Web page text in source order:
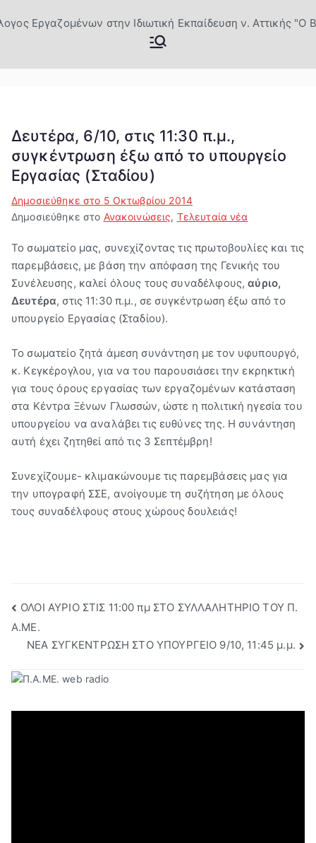
στο
ων στην
Ιδιωτική
Εκπαίδευσ
η ν.
Αττικής "Ο
Βύρων"
Δευτέρα, 6/10, στις 11:30 π.μ.,
συγκέντρωση έξω από το υπουργείο
Εργασίας (Σταδίου)
Δημοσιεύθηκε στο 5 Οκτωβρίου 2014
Δημοσιεύθηκε στο Ανακοινώσεις, Τελευταία νέα
Το σωματείο μας, συνεχίζοντας τις πρωτοβουλίες και τις
παρεμβάσεις, με βάση την απόφαση της Γενικής του
Συνέλευσης, καλεί όλους τους συναδέλφους,αύριο,
Δευτέρα, στις 11:30 π.μ., σε συγκέντρωση έξω από το
υπουργείο Εργασίας (Σταδίου).
Το σωματείο ζητά άμεση συνάντηση με τον υφυπουργό,
κ. Κεγκέρογλου, για να του παρουσιάσει την εκρηκτική
για τους όρους εργασίας των εργαζομένων κατάσταση
στα Κέντρα Ξένων Γλωσσών, ώστε η πολιτική ηγεσία του
υπουργείου να αναλάβει τις ευθύνες της. Η συνάντηση
αυτή έχει ζητηθεί από τις 3 Σεπτέμβρη!
Συνεχίζουμε- κλιμακώνουμε τις παρεμβάσεις μας για
την υπογραφή ΣΣΕ, ανοίγουμε τη συζήτηση με όλους
τους συναδέλφους στους χώρους δουλειάς!
Πλοήγηση
άρθρων
ΟΛΟΙ ΑΥΡΙΟ ΣΤΙΣ 11:00 πμ ΣΤΟ ΣΥΛΛΑΛΗΤΗΡΙΟ ΤΟΥ Π.
Α.ΜΕ.
NEA ΣΥΓΚΕΝΤΡΩΣΗ ΣΤΟ ΥΠΟΥΡΓΕΙΟ 9/10, 11:45 μ.μ.